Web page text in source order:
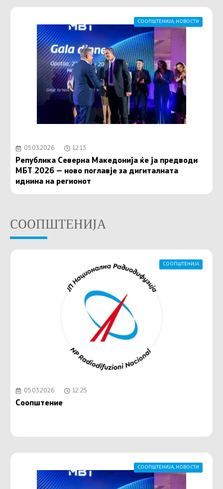
СООПШТЕНИЈА, НОВОСТИ
05.03.2026 12:13
Република Северна Македонија ќе ја предводи
МБТ 2026 — ново поглавје за дигиталната
иднина на регионот
СООПШТЕНИЈА
СООПШТЕНИЈА
05.03.2026 12:25
Соопштение
СООПШТЕНИЈА, НОВОСТИ